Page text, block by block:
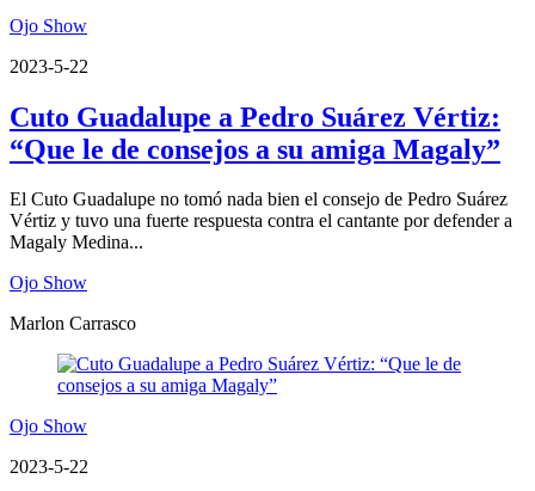
Ojo Show
2023-5-22
Cuto Guadalupe a Pedro Suárez Vértiz:
“Que le de consejos a su amiga Magaly”
El Cuto Guadalupe no tomó nada bien el consejo de Pedro Suárez
Vértiz y tuvo una fuerte respuesta contra el cantante por defender a
Magaly Medina...
Ojo Show
Marlon Carrasco
Ojo Show
2023-5-22